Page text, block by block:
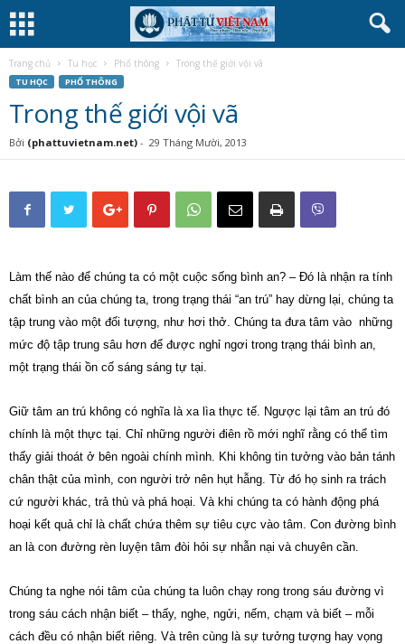
Trang chủ Tu học Phổ thông Trong thế giới vội vã
TU HỌC PHỔ THÔNG
Trong thế giới vội vã
Bởi (phattuvietnam.net) - 29 Tháng Mười, 2013
Làm thế nào để chúng ta có một cuộc sống bình an? – Đó là nhận ra tính
chất bình an của chúng ta, trong trạng thái “an trú” hay dừng lại, chúng ta
tập trung vào một đối tượng, như hơi thở. Chúng ta đưa tâm vào những
mức độ tập trung sâu hơn để được nghỉ ngơi trong trạng thái bình an,
một trạng thái ồn cố sáng sáng tự tại.
Giữ tâm an trú không có nghĩa là xa lìa thực tế. Ngược lại tâm an trú đó
chính là một thực tại. Chỉ những người điên rồ mới nghĩ rằng có thể tìm
thấy giải thoát ở bên ngoài chính mình. Khi không tin tưởng vào bản tánh
chân thật của mình, con người trở nên hụt hẫng. Từ đó họ sinh ra trách
cứ người khác, trả thù và phá hoại. Và khi chúng ta có hành động phá
hoại kết quả chỉ là chất chứa thêm sự tiêu cực vào tâm. Con đường bình
an là con đường rèn luyện tâm đòi hỏi sự nhẫn nại và chuyên cần.
Chúng ta nghe nói tâm của chúng ta luôn chạy rong trong sáu đường vì
trong sáu cách nhận biết – thấy, nghe, ngửi, nếm, chạm và biết – mỗi
cách đều có nhận biết riêng. Và trên cùng là sự tưởng tượng hay vọng